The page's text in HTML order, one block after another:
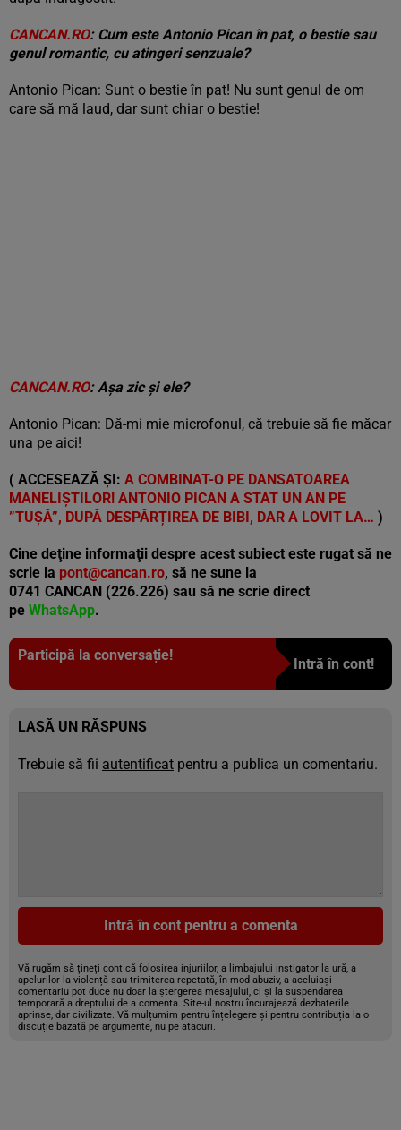
CANCAN.RO: Cum este Antonio Pican în pat, o bestie sau
genul romantic, cu atingeri senzuale?
Antonio Pican: Sunt o bestie în pat! Nu sunt genul de om
care să mă laud, dar sunt chiar o bestie!
CANCAN.RO: Așa zic și ele?
Antonio Pican: Dă-mi mie microfonul, că trebuie să fie măcar
una pe aici!
( ACCESEAZĂ ȘI: A COMBINAT-O PE DANSATOAREA
MANELIȘTILOR! ANTONIO PICAN A STAT UN AN PE
”TUȘĂ”, DUPĂ DESPĂRȚIREA DE BIBI, DAR A LOVIT LA… )
Cine deţine informaţii despre acest subiect este rugat să ne
scrie la pont@cancan.ro, să ne sune la
0741 CANCAN (226.226) sau să ne scrie direct
pe WhatsApp.
Participă la conversație!
Intră în cont!
LASĂ UN RĂSPUNS
Trebuie să fii autentificat pentru a publica un comentariu.
Intră în cont pentru a comenta
Vă rugăm să țineți cont că folosirea injuriilor, a limbajului instigator la ură, a
apelurilor la violență sau trimiterea repetată, în mod abuziv, a aceluiași
comentariu pot duce nu doar la ștergerea mesajului, ci și la suspendarea
temporară a dreptului de a comenta. Site-ul nostru încurajează dezbaterile
aprinse, dar civilizate. Vă mulțumim pentru înțelegere și pentru contribuția la o
discuție bazată pe argumente, nu pe atacuri.